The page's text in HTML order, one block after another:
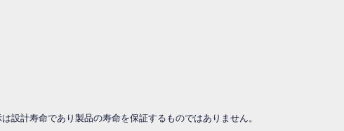
設計寿命であり製品の寿命を保証するものではありません。